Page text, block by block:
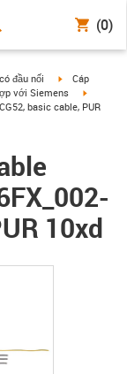
(0)
arrow-right
đầu nối igus-icon-
Cáp
arrow-right
với Siemens
basic cable, PUR
10xd